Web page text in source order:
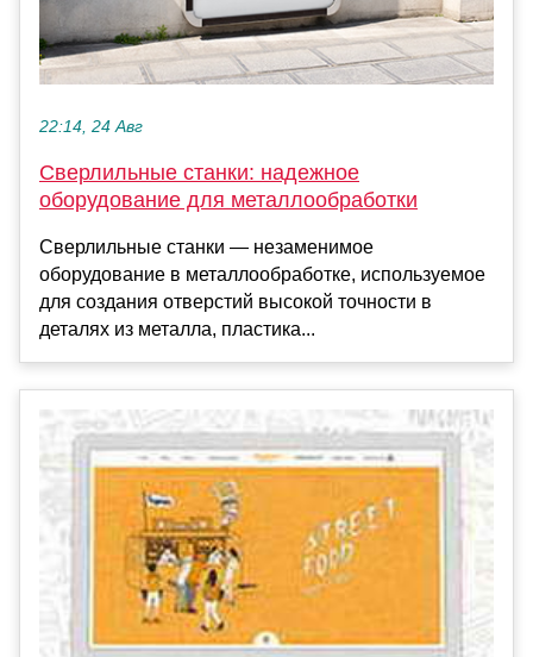
22:14, 24 Авг
Сверлильные станки: надежное
оборудование для металлообработки
Сверлильные станки — незаменимое
оборудование в металлообработке, используемое
для создания отверстий высокой точности в
деталях из металла, пластика...